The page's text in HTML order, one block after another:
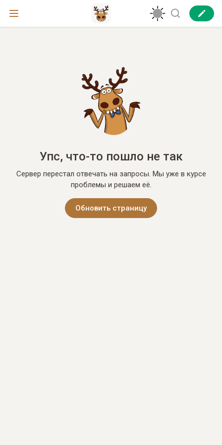
Упс, что-то пошло не так
Сервер перестал отвечать на запросы. Мы уже в курсе
проблемы и решаем её.
Обновить страницу